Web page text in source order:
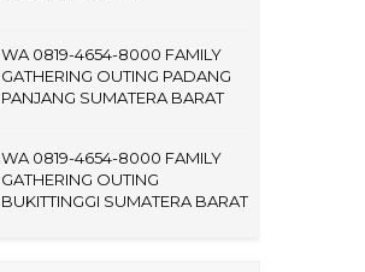
WA 0819-4654-8000 FAMILY
GATHERING OUTING PADANG
PANJANG SUMATERA BARAT
WA 0819-4654-8000 FAMILY
GATHERING OUTING
BUKITTINGGI SUMATERA BARAT